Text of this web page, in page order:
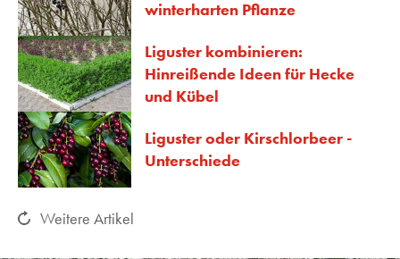
winterharten Pflanze
Liguster kombinieren:
Hinreißende Ideen für Hecke
und Kübel
Liguster oder Kirschlorbeer -
Unterschiede
Weitere Artikel